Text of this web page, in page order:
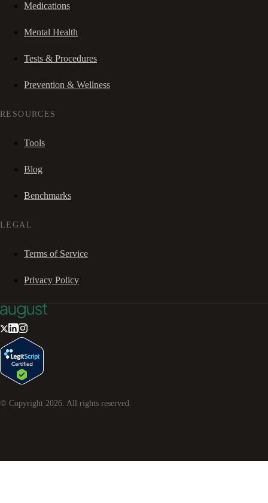
Medications
Mental Health
Tests & Procedures
Prevention & Wellness
RESOURCES
Tools
Blog
Benchmarks
LEGAL
Terms of Service
Privacy Policy
© Copyright 2026. All rights reserved.